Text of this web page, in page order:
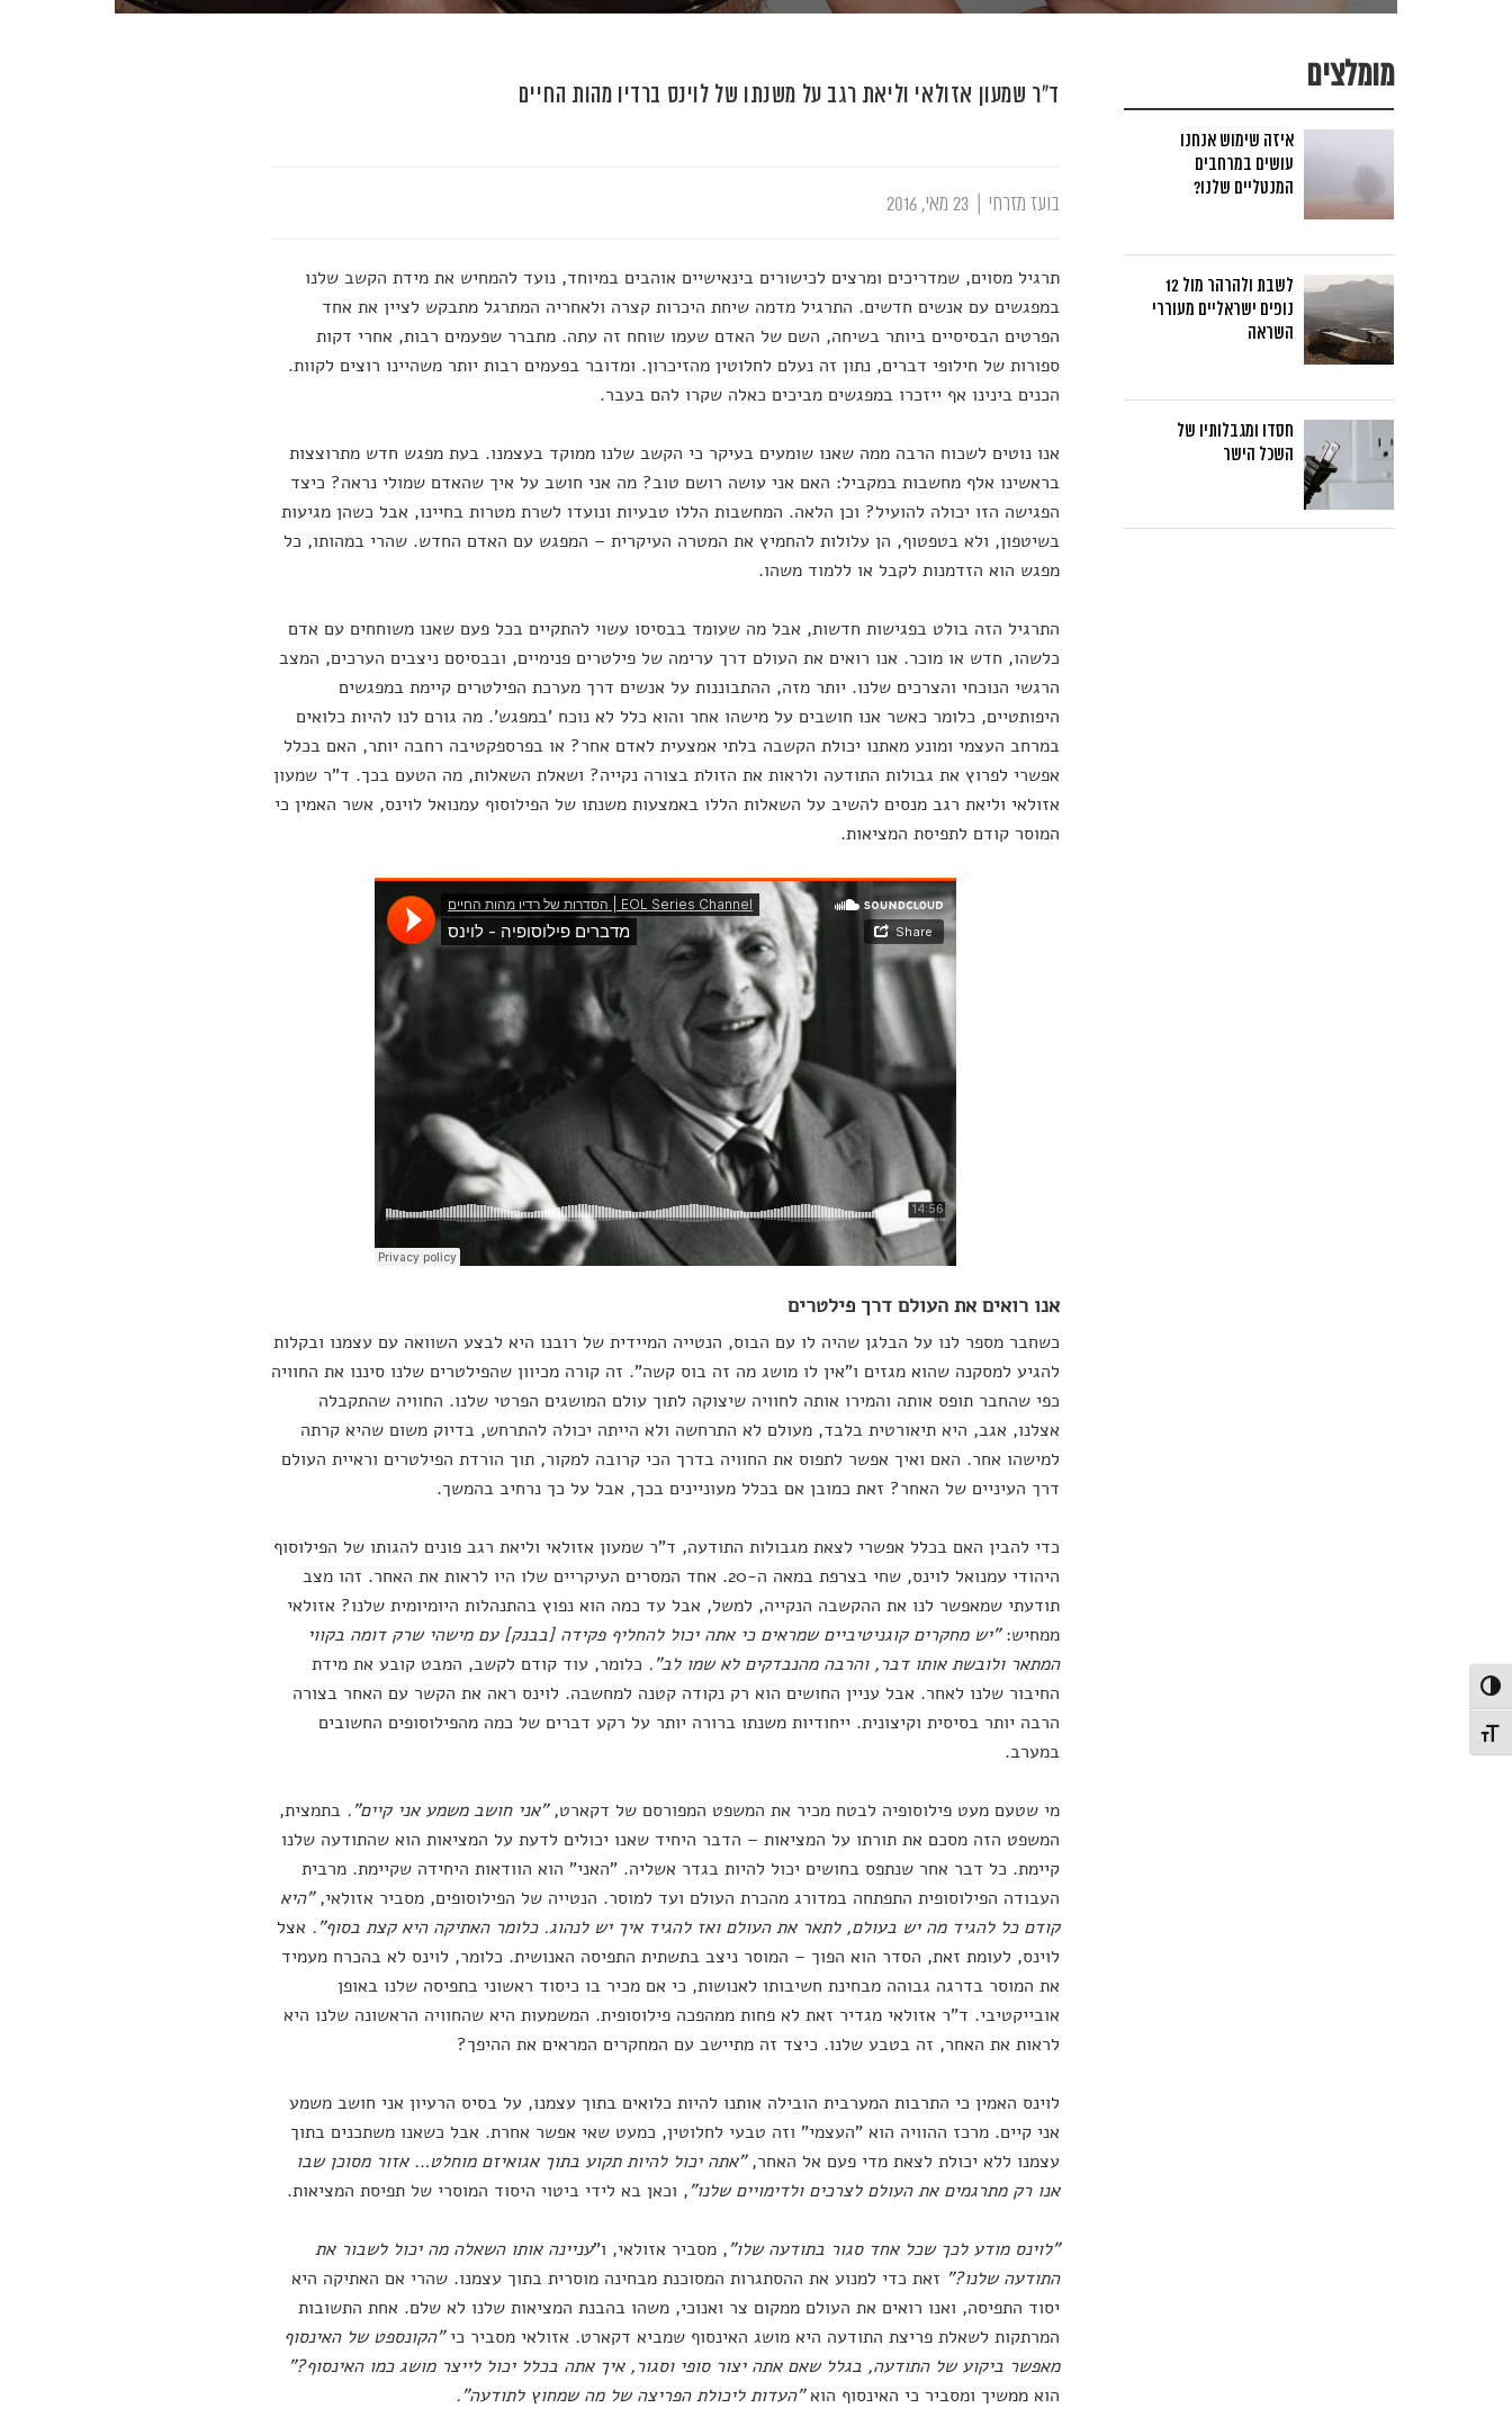
הפעל/כבה ניגודיות גבוהה
מתג גודל גופן
ד"ר שמעון אזולאי וליאת רגב על משנתו של לוינס ברדיו מהות החיים
בועז מזרחי
תרגיל מסוים, שמדריכים ומרצים לכישורים בינאישיים אוהבים במיוחד, נועד להמחיש את מידת הקשב שלנו
במפגשים עם אנשים חדשים. התרגיל מדמה שיחת היכרות קצרה ולאחריה המתרגל מתבקש לציין את אחד
הפרטים הבסיסיים ביותר בשיחה, השם של האדם שעמו שוחח זה עתה. מתברר שפעמים רבות, אחרי דקות
ספורות של חילופי דברים, נתון זה נעלם לחלוטין מהזיכרון. ומדובר בפעמים רבות יותר משהיינו רוצים לקוות.
הכנים בינינו אף ייזכרו במפגשים מביכים כאלה שקרו להם בעבר.
אנו נוטים לשכוח הרבה ממה שאנו שומעים בעיקר כי הקשב שלנו ממוקד בעצמנו. בעת מפגש חדש מתרוצצות
בראשינו אלף מחשבות במקביל: האם אני עושה רושם טוב? מה אני חושב על איך שהאדם שמולי נראה? כיצד
הפגישה הזו יכולה להועיל? וכן הלאה. המחשבות הללו טבעיות ונועדו לשרת מטרות בחיינו, אבל כשהן מגיעות
בשיטפון, ולא בטפטוף, הן עלולות להחמיץ את המטרה העיקרית – המפגש עם האדם החדש. שהרי במהותו, כל
מפגש הוא הזדמנות לקבל או ללמוד משהו.
התרגיל הזה בולט בפגישות חדשות, אבל מה שעומד בבסיסו עשוי להתקיים בכל פעם שאנו משוחחים עם אדם
כלשהו, חדש או מוכר. אנו רואים את העולם דרך ערימה של פילטרים פנימיים, ובבסיסם ניצבים הערכים, המצב
הרגשי הנוכחי והצרכים שלנו. יותר מזה, ההתבוננות על אנשים דרך מערכת הפילטרים קיימת במפגשים
היפותטיים, כלומר כאשר אנו חושבים על מישהו אחר והוא כלל לא נוכח 'במפגש'. מה גורם לנו להיות כלואים
במרחב העצמי ומונע מאתנו יכולת הקשבה בלתי אמצעית לאדם אחר? או בפרספקטיבה רחבה יותר, האם בכלל
אפשרי לפרוץ את גבולות התודעה ולראות את הזולת בצורה נקייה? ושאלת השאלות, מה הטעם בכך. ד"ר שמעון
אזולאי וליאת רגב מנסים להשיב על השאלות הללו באמצעות משנתו של הפילוסוף עמנואל לוינס, אשר האמין כי
המוסר קודם לתפיסת המציאות.
אנו רואים את העולם דרך פילטרים
כשחבר מספר לנו על הבלגן שהיה לו עם הבוס, הנטייה המיידית של רובנו היא לבצע השוואה עם עצמנו ובקלות
להגיע למסקנה שהוא מגזים ו"אין לו מושג מה זה בוס קשה". זה קורה מכיוון שהפילטרים שלנו סיננו את החוויה
כפי שהחבר תופס אותה והמירו אותה לחוויה שיצוקה לתוך עולם המושגים הפרטי שלנו. החוויה שהתקבלה
אצלנו, אגב, היא תיאורטית בלבד, מעולם לא התרחשה ולא הייתה יכולה להתרחש, בדיוק משום שהיא קרתה
למישהו אחר. האם ואיך אפשר לתפוס את החוויה בדרך הכי קרובה למקור, תוך הורדת הפילטרים וראיית העולם
דרך העיניים של האחר? זאת כמובן אם בכלל מעוניינים בכך, אבל על כך נרחיב בהמשך.
כדי להבין האם בכלל אפשרי לצאת מגבולות התודעה, ד"ר שמעון אזולאי וליאת רגב פונים להגותו של הפילוסוף
היהודי עמנואל לוינס, שחי בצרפת במאה ה-20. אחד המסרים העיקריים שלו היו לראות את האחר. זהו מצב
תודעתי שמאפשר לנו את ההקשבה הנקייה, למשל, אבל עד כמה הוא נפוץ בהתנהלות היומיומית שלנו? אזולאי
ממחיש:"יש מחקרים קוגניטיביים שמראים כי אתה יכול להחליף פקידה [בבנק] עם מישהי שרק דומה בקווי
המתאר ולובשת אותו דבר, והרבה מהנבדקים לא שמו לב". כלומר, עוד קודם לקשב, המבט קובע את מידת
החיבור שלנו לאחר. אבל עניין החושים הוא רק נקודה קטנה למחשבה. לוינס ראה את הקשר עם האחר בצורה
הרבה יותר בסיסית וקיצונית. ייחודיות משנתו ברורה יותר על רקע דברים של כמה מהפילוסופים החשובים
במערב.
מי שטעם מעט פילוסופיה לבטח מכיר את המשפט המפורסם של דקארט,"אני חושב משמע אני קיים". בתמצית,
המשפט הזה מסכם את תורתו על המציאות – הדבר היחיד שאנו יכולים לדעת על המציאות הוא שהתודעה שלנו
קיימת. כל דבר אחר שנתפס בחושים יכול להיות בגדר אשליה. "האני" הוא הוודאות היחידה שקיימת. מרבית
העבודה הפילוסופית התפתחה במדורג מהכרת העולם ועד למוסר. הנטייה של הפילוסופים, מסביר אזולאי,"היא
קודם כל להגיד מה יש בעולם, לתאר את העולם ואז להגיד איך יש לנהוג. כלומר האתיקה היא קצת בסוף". אצל
לוינס, לעומת זאת, הסדר הוא הפוך – המוסר ניצב בתשתית התפיסה האנושית. כלומר, לוינס לא בהכרח מעמיד
את המוסר בדרגה גבוהה מבחינת חשיבותו לאנושות, כי אם מכיר בו כיסוד ראשוני בתפיסה שלנו באופן
אובייקטיבי. ד"ר אזולאי מגדיר זאת לא פחות ממהפכה פילוסופית. המשמעות היא שהחוויה הראשונה שלנו היא
לראות את האחר, זה בטבע שלנו. כיצד זה מתיישב עם המחקרים המראים את ההיפך?
לוינס האמין כי התרבות המערבית הובילה אותנו להיות כלואים בתוך עצמנו, על בסיס הרעיון אני חושב משמע
אני קיים. מרכז ההוויה הוא "העצמי" וזה טבעי לחלוטין, כמעט שאי אפשר אחרת. אבל כשאנו משתכנים בתוך
עצמנו ללא יכולת לצאת מדי פעם אל האחר,"אתה יכול להיות תקוע בתוך אגואיזם מוחלט… אזור מסוכן שבו
אנו רק מתרגמים את העולם לצרכים ולדימויים שלנו", וכאן בא לידי ביטוי היסוד המוסרי של תפיסת המציאות.
"לוינס מודע לכך שכל אחד סגור בתודעה שלו", מסביר אזולאי, ו"עניינה אותו השאלה מה יכול לשבור את
התודעה שלנו?" זאת כדי למנוע את ההסתגרות המסוכנת מבחינה מוסרית בתוך עצמנו. שהרי אם האתיקה היא
יסוד התפיסה, ואנו רואים את העולם ממקום צר ואנוכי, משהו בהבנת המציאות שלנו לא שלם. אחת התשובות
המרתקות לשאלת פריצת התודעה היא מושג האינסוף שמביא דקארט. אזולאי מסביר כי"הקונספט של האינסוף
מאפשר ביקוע של התודעה, בגלל שאם אתה יצור סופי וסגור, איך אתה בכלל יכול לייצר מושג כמו האינסוף?"
הוא ממשיך ומסביר כי האינסוף הוא"העדות ליכולת הפריצה של מה שמחוץ לתודעה".
מומלצים
איזה שימוש אנחנו
עושים במרחבים
המנטליים שלנו?
לשבת ולהרהר מול 12
נופים ישראליים מעוררי
השראה
חסדו ומגבלותיו של
השכל הישר